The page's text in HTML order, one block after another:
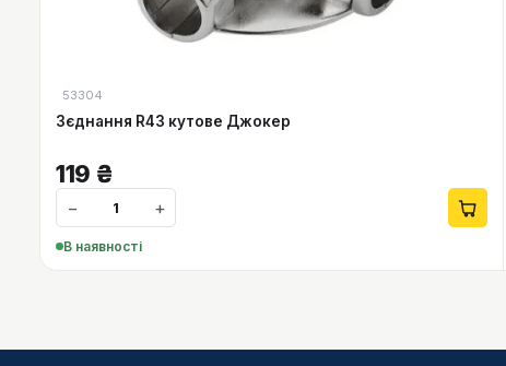
53304
Зєднання R43 кутове Джокер
119 ₴
− +
В наявності